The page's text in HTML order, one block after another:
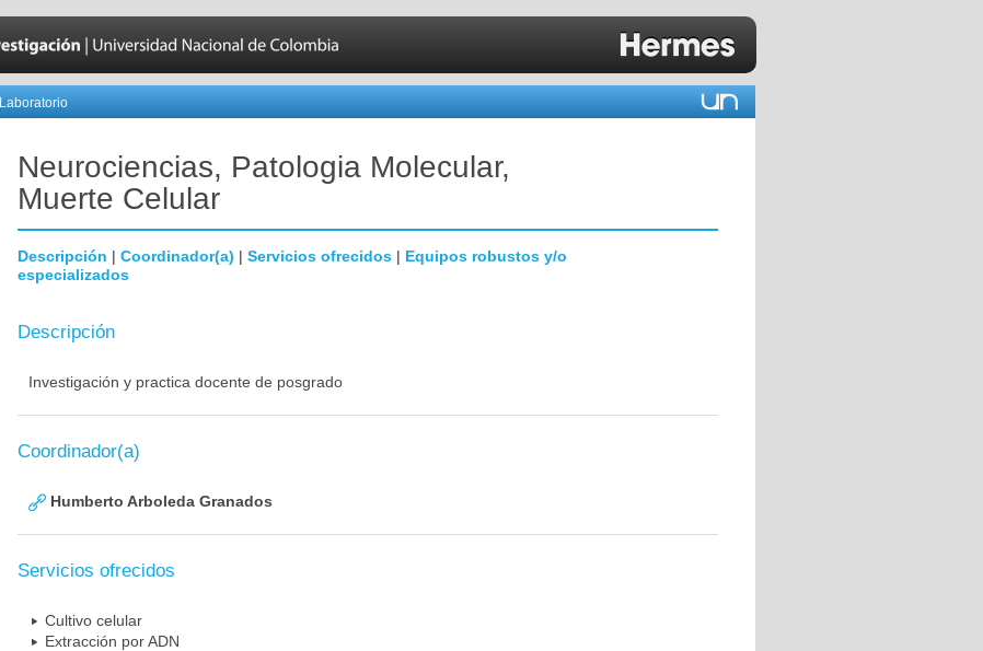
Laboratorio
Neurociencias, Patologia Molecular,
Muerte Celular
Descripción | Coordinador(a) | Servicios ofrecidos | Equipos robustos y/o
especializados
Descripción
Investigación y practica docente de posgrado
Coordinador(a)
Humberto Arboleda Granados
Servicios ofrecidos
Cultivo celular
Extracción por ADN